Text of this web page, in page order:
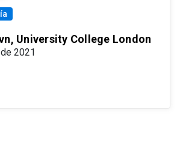
University College London
2021